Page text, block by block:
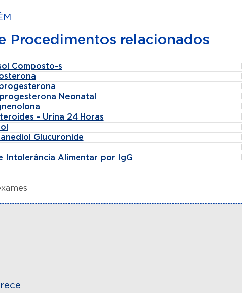
Procedimentos relacionados
Composto-s
Neonatal
- Urina 24 Horas
Glucuronide
Intolerância Alimentar por IgG